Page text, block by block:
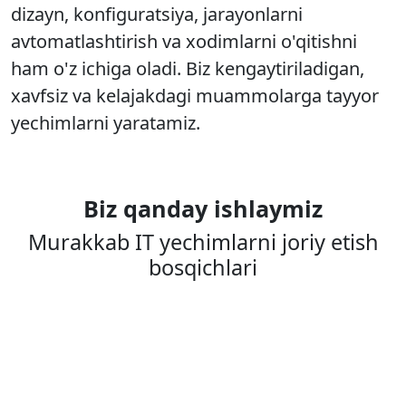
dizayn, konfiguratsiya, jarayonlarni
avtomatlashtirish va xodimlarni o'qitishni
ham o'z ichiga oladi. Biz kengaytiriladigan,
xavfsiz va kelajakdagi muammolarga tayyor
yechimlarni yaratamiz.
Biz qanday ishlaymiz
Murakkab IT yechimlarni joriy etish
bosqichlari